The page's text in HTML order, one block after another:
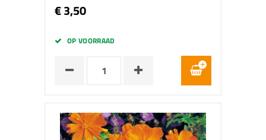
€ 3,50
OP VOORRAAD